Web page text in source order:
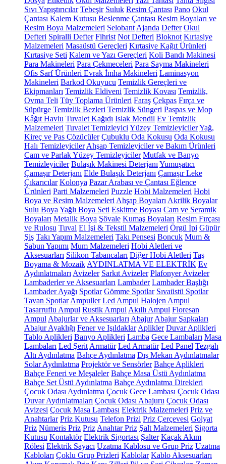
Sıvı Yapıştırıcılar Tebeşir Suluk Resim Çantası Pano Okul
Çantası Kalem Kutusu Beslenme Çantası Resim Boyaları ve
Resim Boya Malzemeleri Selobant Ajanda Defter Okul
Defteri Spiralli Defter Fihrist Not Defteri Bloknot Kırtasiye
Malzemeleri Masaüstü Gereçleri Kırtasiye Kağıt Ürünleri
Kırtasiye Seti Kalem ve Yazı Gereçleri Koli Bandı Makinesi
Para Makineleri Para Çekmeceleri Para Sayma Makineleri
Ofis Sarf Ürünleri Evrak İmha Makineleri Laminasyon
Makineleri Barkod Okuyucu Temizlik Gereçleri ve
Ekipmanları Temizlik Eldiveni Temizlik Kovası Temizlik,
Ovma Teli Tüy Toplama Ürünleri Faraş Çekpas Fırça ve
Süpürge Temizlik Bezleri Temizlik Süngeri Paspas ve Mop
Kâğıt Havlu Tuvalet Kağıdı Islak Mendil Ev Temizlik
Malzemeleri Tuvalet Temizleyici Yüzey TemizleyicilerYağ,
Kireç ve Pas Çözücüler Çubuklu Oda Kokusu Oda Kokusu
Halı Temizleyiciler Ahşap Temizleyiciler ve Bakım Ürünleri
Cam ve Parlak Yüzey Temizleyiciler Mutfak ve Banyo
Temizleyiciler Bulaşık Makinesi Deterjanı Yumuşatıcı
Çamaşır Deterjanı Elde Bulaşık Deterjanı Çamaşır Leke
Çıkarıcılar Kolonya Pazar Arabası ve Çantası Eğlence
Ürünleri Parti Malzemeleri Puzzle Hobi Malzemeleri Hobi
Boya ve Resim Malzemeleri Ahşap Boyaları Akrilik Boyalar
Sulu Boya Yağlı Boya Seti Eskitme Boyası Cam ve Seramik
Boyaları Metalik Boya Şövale Kumaş Boyaları Resim Fırçası
ve Rulosu Tuval El İşi & Tekstil Malzemeleri Örgü İpi Güpür
Şiş Takı Yapım Malzemeleri Takı Pensesi Boncuk Mum &
Sabun Yapımı Mum Malzemeleri Hobi Aletleri ve
Aksesuarları Silikon Tabancaları Diğer Hobi Aletleri Taş
Boyama & Mozaik AYDINLATMA VE ELEKTRİK Ev
Aydınlatmaları Avizeler Sarkıt Avizeler Plafonyer Avizeler
Lambaderler ve Aksesuarları Lambader Lambader Başlığı
Lambader Ayağı Spotlar Gömme Spotlar Sıvaüstü Spotlar
Tavan Spotlar Ampuller Led Ampul Halojen Ampul
Tasarruflu Ampul Rustik Ampul Akıllı Ampul Floresan
Ampul Abajurlar ve Aksesuarları Abajur Abajur Şapkaları
Abajur Ayaklığı Fener ve Işıldaklar Aplikler Duvar Aplikleri
Tablo Aplikleri Banyo Aplikleri Lamba Gece Lambaları Masa
Lambaları Led Şerit Armatür Led Armatür Led Panel Tezgah
Altı Aydınlatma Bahçe Aydınlatma Dış Mekan Aydınlatmalar
Solar Aydınlatma Projektör ve Sensörler Bahçe Aplikleri
Bahçe Feneri ve Meşaleler Bahçe Masa Üstü Aydınlatma
Bahçe Set Üstü Aydınlatma Bahçe Aydınlatma Direkleri
Çocuk Odası Aydınlatma Çocuk Gece Lambası Çocuk Odası
Duvar Aydınlatmaları Çocuk Odası Abajuru Çocuk Odası
Avizesi Çocuk Masa Lambası Elektrik Malzemeleri Priz ve
Anahtarlar Priz Kutusu Telefon Prizi Priz Çerçevesi Golyat
Priz Nümeris Priz Priz Anahtar Priz Şalt Malzemeleri Sigorta
Kutusu Kontaktör Elektrik Sigortası Şalter Kaçak Akım
Rölesi Elektrik Sayacı Uzatma Kablosu ve Grup Priz Uzatma
Kabloları Çoklu Grup Prizleri Kablolar Kablo Aksesuarları